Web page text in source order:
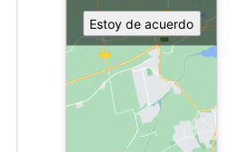
Estoy de acuerdo